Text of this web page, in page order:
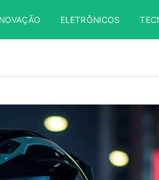
ELETRÔNICOS